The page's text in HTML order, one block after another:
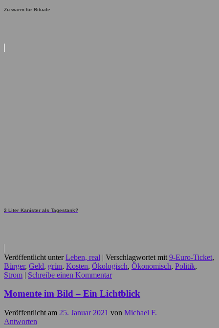
Zu warm für Rituale
2 Liter Kanister als Tagestank?
Veröffentlicht unter Leben, real | Verschlagwortet mit 9-Euro-Ticket,
Bürger, Geld, grün, Kosten, Ökologisch, Ökonomisch, Politik,
Strom | Schreibe einen Kommentar
Momente im Bild – Ein Lichtblick
Veröffentlicht am 25. Januar 2021 von Michael F.
Antworten